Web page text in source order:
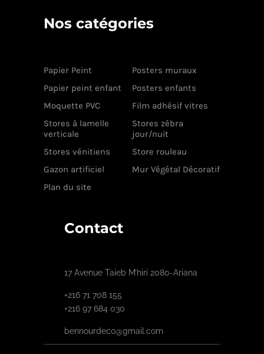
Nos catégories
Papier Peint
Posters muraux
Papier peint enfant
Posters enfants
Moquette PVC
Film adhésif vitres
Stores à lamelle
verticale
Stores zébra
jour/nuit
Stores vénitiens
Store rouleau
Gazon artificiel
Mur Végétal Décoratif
Plan du site
Contact
17 Avenue Taieb M’hiri 2080-Ariana
+216 71 708 155
+216 97 684 030
bennourdeco@gmail.com